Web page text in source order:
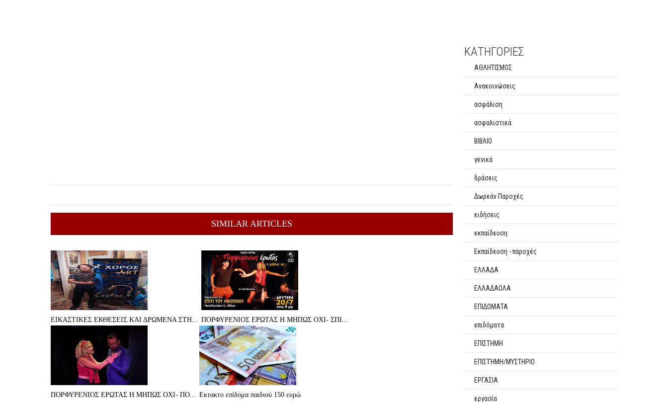
SIMILAR ARTICLES
ΕΙΚΑΣΤΙΚΕΣ ΕΚΘΕΣΕΙΣ ΚΑΙ ΔΡΩΜΕΝΑ ΣΤΗ... ΠΟΡΦΥΡΕΝΙΟΣ ΕΡΩΤΑΣ Η ΜΗΠΩΣ ΟΧΙ- ΣΠΙ...
ΠΟΡΦΥΡΕΝΙΟΣ ΕΡΩΤΑΣ Η ΜΗΠΩΣ ΟΧΙ- ΠΟ... Eκτακτο επίδομα παιδιού 150 ευρώ
ΚΑΤΗΓΟΡΙΕΣ
ΑΘΛΗΤΙΣΜΟΣ
Ανακοινώσεις
ασφάλιση
ασφαλιστικά
ΒΙΒΛΙΟ
γενικά
δράσεις
Δωρεάν Παροχές
ειδήσεις
εκπαίδευση
Εκπαίδευση - παροχές
ΕΛΛΑΔΑ
ΕΛΛΑΔΑΟΛΑ
ΕΠΙΔΟΜΑΤΑ
επιδόματα
ΕΠΙΣΤΗΜΗ
ΕΠΙΣΤΉΜΗ/ΜΥΣΤΗΡΙΟ
ΕΡΓΑΣΙΑ
εργασία